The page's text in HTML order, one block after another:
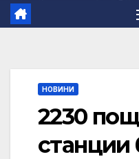
НОВИНИ
2230
станции